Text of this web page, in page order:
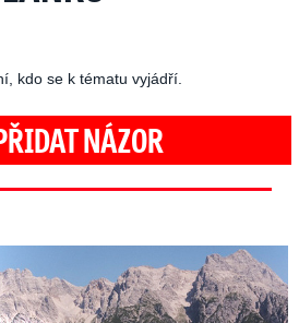
kdo se k tématu vyjádří.
NÁZOR
Zemřela při túře s rodiči